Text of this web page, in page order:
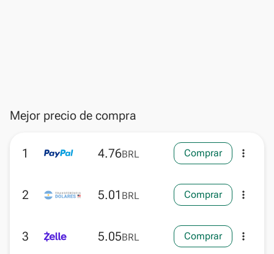
Mejor precio de compra
1 4.76BRL Comprar more_vert
2 5.01 BRL Comprar more_vert
3 5.05BRL Comprar more_vert